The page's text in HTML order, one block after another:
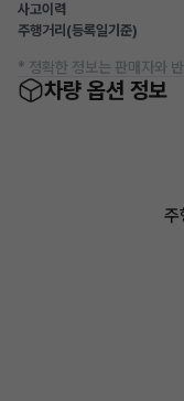
사고이력
주행거리(등록일기준)
* 정확한 정보는 판매자와
차량 옵션 정보
주